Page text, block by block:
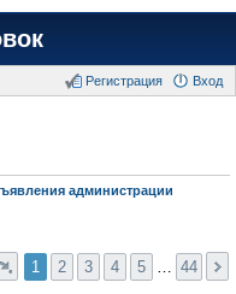
Вход
Регистрация
администрации
1 2 3 4 5 44